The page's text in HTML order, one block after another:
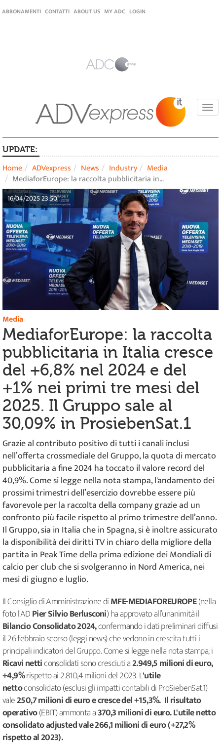
ABBONAMENTI CONTATTI ABOUT US MY ADC LOGIN
UPDATE:
Home ADVexpress News Industry
Media
MediaforEurope: la raccolta pubblicitaria in…
16/04/2025 23:50
Media
MediaforEurope: la raccolta
pubblicitaria in Italia cresce
del +6,8% nel 2024 e del
+1% nei primi tre mesi del
2025. Il Gruppo sale al
30,09% in ProsiebenSat.1
Grazie al contributo positivo di tutti i canali inclusi
nell’offerta crossmediale del Gruppo, la quota di mercato
pubblicitaria a fine 2024 ha toccato il valore record del
40,9%. Come si legge nella nota stampa, l'andamento dei
prossimi trimestri dell’esercizio dovrebbe essere più
favorevole per la raccolta della company grazie ad un
confronto più facile rispetto al primo trimestre dell’anno.
Il Gruppo, sia in Italia che in Spagna, si è inoltre assicurato
la disponibilità dei diritti TV in chiaro della migliore della
partita in Peak Time della prima edizione dei Mondiali di
calcio per club che si svolgeranno in Nord America, nei
mesi di giugno e luglio.
Il Consiglio di Amministrazione diMFE-MEDIAFOREUROPE(nella
foto l'ADPier Silvio Berlusconi) ha approvato all’unanimità il
Bilancio Consolidato 2024,confermando i dati preliminari diffusi
il 26 febbraio scorso (leggi news) che vedono in crescita tutti i
principali indicatori del Gruppo. Come si legge nella nota stampa, i
Ricavi netticonsolidati sono cresciuti a2.949,5 milioni di euro,
+4,9%rispetto ai 2.810,4 milioni del 2023. L'utile
nettoconsolidato (esclusi gli impatti contabili di ProSiebenSat.1)
vale250,7 milioni di euro e cresce del +15,3%. Il risultato
operativo(EBIT)ammonta a370,3 milioni di euro. L'utile netto
consolidato adjusted vale 266,1 milioni di euro (+27,2%
rispetto al 2023).